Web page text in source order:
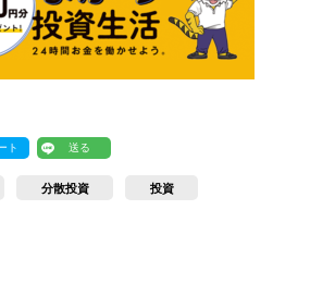
ト 送る
分散投資 投資